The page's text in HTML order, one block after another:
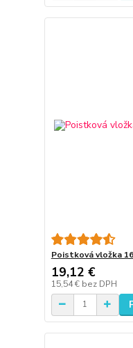
Poistková vložka
19,12 €
15,54 € bez DPH